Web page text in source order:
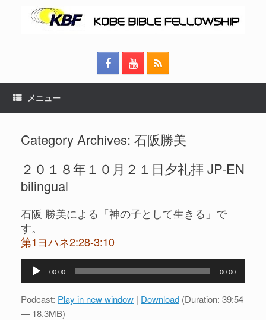
メニュー
Category Archives: 石阪勝美
２０１８年１０月２１日夕礼拝 JP-EN
bilingual
石阪 勝美による「神の子として生きる」で
す。
第1ヨハネ2:28-3:10
プ
00:00 00:00
Podcast: Play in new window | Download (Duration: 39:54
— 18.3MB)